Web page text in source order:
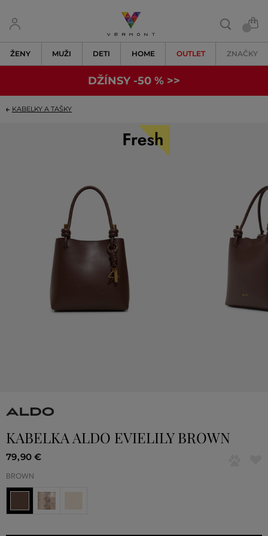
ŽENY MUŽI DETI HOME OUTLET ZNAČKY
DŽÍNSY -50 % >>
KABELKY A TAŠKY
KABELKA ALDO EVIELILY BROWN
79,90 €
BROWN